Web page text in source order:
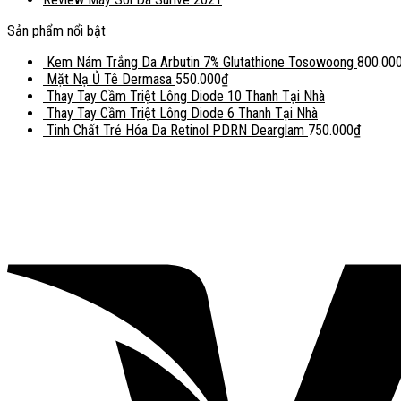
Sản phẩm nổi bật
Kem Nám Trắng Da Arbutin 7% Glutathione Tosowoong
Mặt Nạ Ủ Tê Dermasa 550.000₫
Thay Tay Cầm Triệt Lông Diode 10 Thanh Tại Nhà
Thay Tay Cầm Triệt Lông Diode 6 Thanh Tại Nhà
Tinh Chất Trẻ Hóa Da Retinol PDRN Dearglam 750.000₫